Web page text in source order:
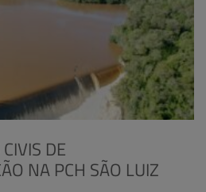
DE
NA PCH SÃO LUIZ